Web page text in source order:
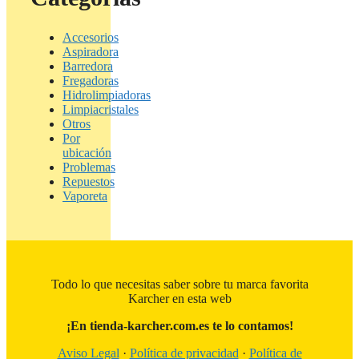
Accesorios
Aspiradora
Barredora
Fregadoras
Hidrolimpiadoras
Limpiacristales
Otros
Por
ubicación
Problemas
Repuestos
Vaporeta
Todo lo que necesitas saber sobre tu marca favorita
Karcher en esta web
¡En tienda-karcher.com.es te lo contamos!
Aviso Legal · Política de privacidad · Política de